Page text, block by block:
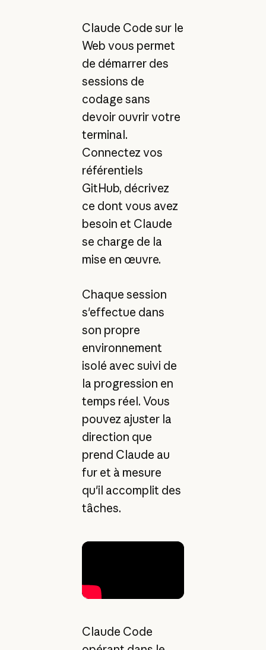
Claude Code sur le
Web vous permet
de démarrer des
sessions de
codage sans
devoir ouvrir votre
terminal.
Connectez vos
référentiels
GitHub, décrivez
ce dont vous avez
besoin et Claude
se charge de la
mise en œuvre.
Chaque session
s'effectue dans
son propre
environnement
isolé avec suivi de
la progression en
temps réel. Vous
pouvez ajuster la
direction que
prend Claude au
fur et à mesure
qu'il accomplit des
tâches.
Claude Code